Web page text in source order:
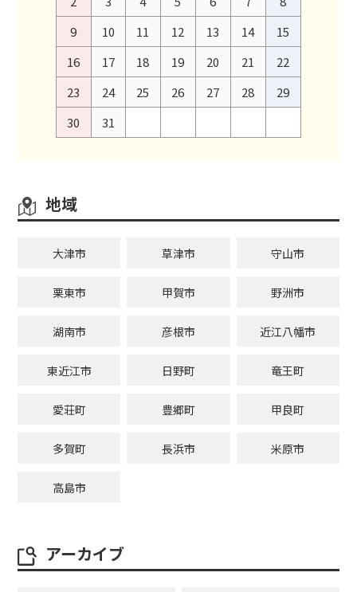
9
10 11 12 13 14
15
16
17 18 19 20 21
22
23
24 25 26 27 28
29
30
31
地域
大津市 草津市 守山市
栗東市 甲賀市 野洲市
湖南市 彦根市 近江八幡市
東近江市 日野町 竜王町
愛荘町 豊郷町 甲良町
多賀町 長浜市 米原市
高島市
アーカイブ